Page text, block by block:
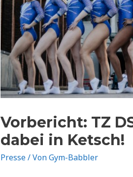
Vorbericht: TZ
dabei in Ketsch!
Presse/ VonGym-Babbler